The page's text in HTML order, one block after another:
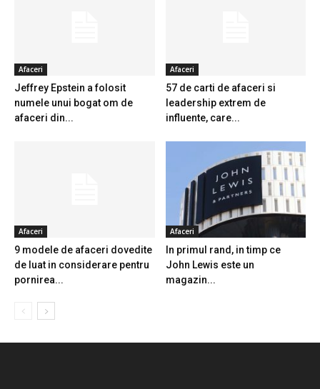
Afaceri
Jeffrey Epstein a folosit
numele unui bogat om de
afaceri din...
Afaceri
57 de carti de afaceri si
leadership extrem de
influente, care...
Afaceri
9 modele de afaceri dovedite
de luat in considerare pentru
pornirea...
Afaceri
In primul rand, in timp ce
John Lewis este un
magazin...